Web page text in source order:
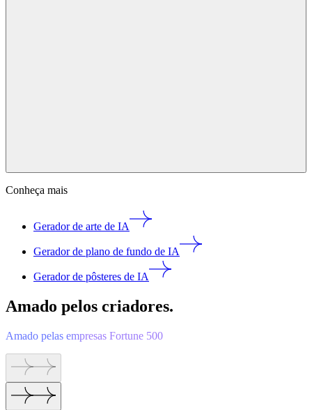
Conheça mais
Gerador de arte de IA
Gerador de plano de fundo de IA
Gerador de pôsteres de IA
Amado pelos criadores.
Amado pelas empresas Fortune 500